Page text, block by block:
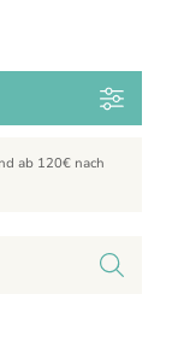
ab 120€ nach